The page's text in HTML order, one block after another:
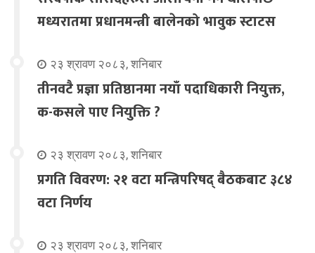
मध्यरातमा प्रधानमन्त्री बालेनको भावुक स्टाटस
२३ श्रावण २०८३, शनिबार
तीनवटै प्रज्ञा प्रतिष्ठानमा नयाँ पदाधिकारी नियुक्त,
क-कसले पाए नियुक्ति ?
२३ श्रावण २०८३, शनिबार
प्रगति विवरण: २१ वटा मन्त्रिपरिषद् बैठकबाट ३८४
वटा निर्णय
२३ श्रावण २०८३, शनिबार